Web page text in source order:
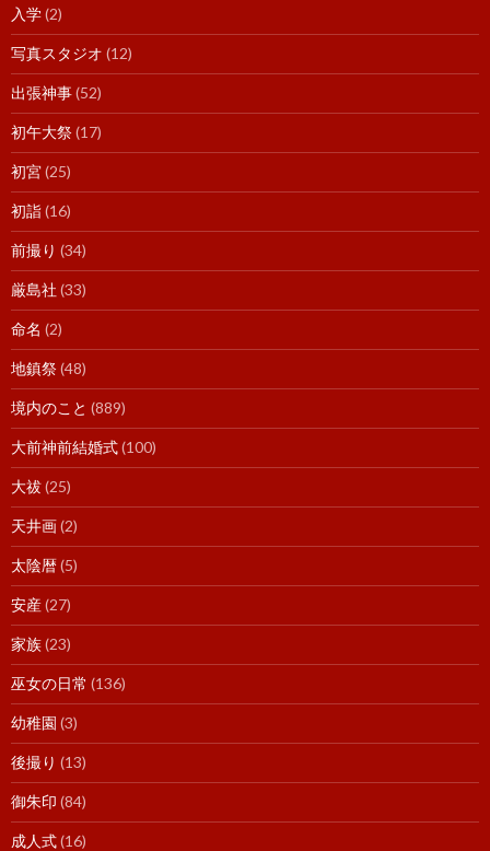
入学(2)
写真スタジオ (12)
出張神事(52)
初午大祭(17)
初宮(25)
初詣(16)
前撮り (34)
厳島社 (33)
命名 (2)
地鎮祭(48)
境内のこと (889)
大前神前結婚式(100)
大祓(25)
天井画(2)
太陰暦(5)
安産(27)
家族(23)
巫女の日常 (136)
幼稚園 (3)
後撮り (13)
御朱印 (84)
成人式(16)